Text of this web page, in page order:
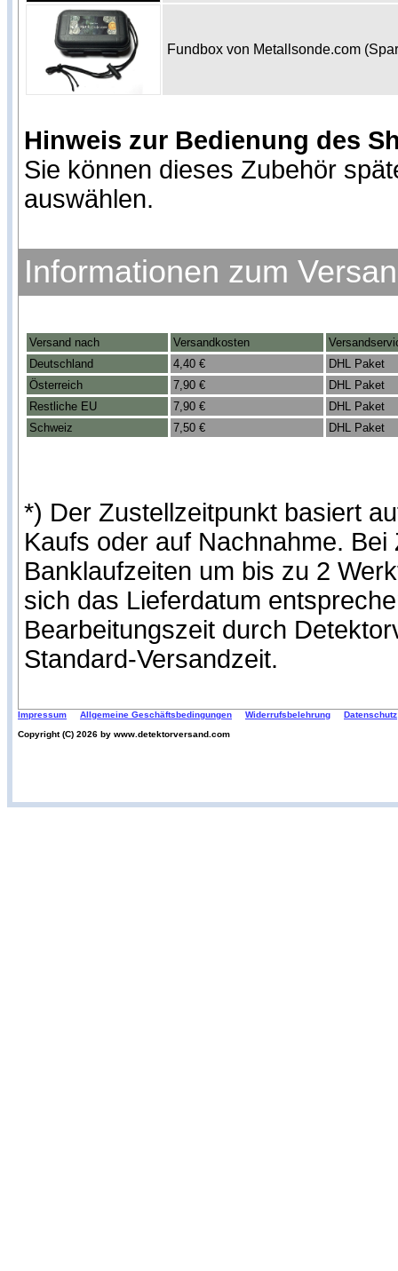
Fundbox von Metallsonde.com
Hinweis zur Bedienung des
Sie können dieses Zubehör
auswählen.
Informationen zum
Versand nach Versandkosten
Deutschland
4,40 €
DHL Paket
Österreich
7,90 €
DHL Paket
Restliche EU
7,90 €
DHL Paket
Schweiz
7,50 € DHL Paket
*) Der Zustellzeitpunkt basiert
Kaufs oder auf Nachnahme.
Banklaufzeiten um bis zu 2
sich das Lieferdatum
Bearbeitungszeit durch
Standard-Versandzeit.
Impressum Allgemeine Geschäftsbedingungen Widerrufsbelehrung
Datenschutz
Copyright (C) 2026 by www.detektorversand.com